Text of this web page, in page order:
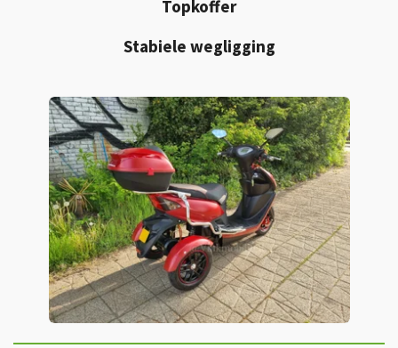
Topkoffer
Stabiele wegligging